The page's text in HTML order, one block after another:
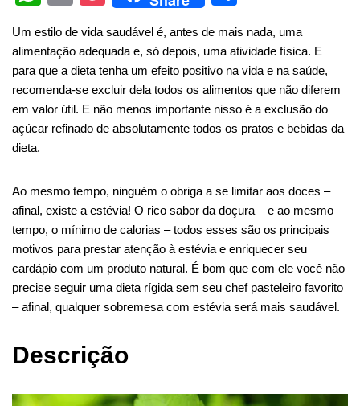
c
e
b
o
o
tt
er
er
e
st
m
bl
r
d
di
t
k
e
dI
n
ss
e
n
g
er
gr
a
m
e
at
s
A
p
ail ck
et
ar
e
Um estilo de vida saudável é, antes de mais nada, uma
alimentação adequada e, só depois, uma atividade física. E
para que a dieta tenha um efeito positivo na vida e na saúde,
recomenda-se excluir dela todos os alimentos que não diferem
em valor útil. E não menos importante nisso é a exclusão do
açúcar refinado de absolutamente todos os pratos e bebidas da
dieta.
Ao mesmo tempo, ninguém o obriga a se limitar aos doces –
afinal, existe a estévia! O rico sabor da doçura – e ao mesmo
tempo, o mínimo de calorias – todos esses são os principais
motivos para prestar atenção à estévia e enriquecer seu
cardápio com um produto natural. É bom que com ele você não
precise seguir uma dieta rígida sem seu chef pasteleiro favorito
– afinal, qualquer sobremesa com estévia será mais saudável.
Descrição